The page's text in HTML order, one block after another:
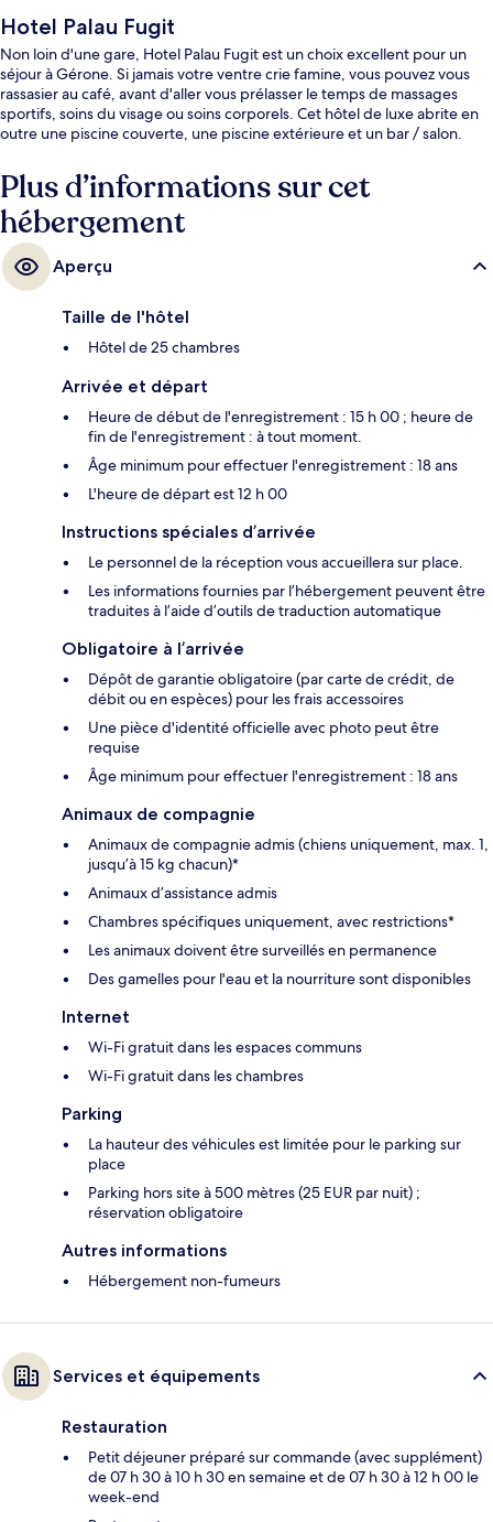
Hotel Palau Fugit
Non loin d'une gare, Hotel Palau Fugit est un choix excellent pour un
séjour à Gérone. Si jamais votre ventre crie famine, vous pouvez vous
rassasier au café, avant d'aller vous prélasser le temps de massages
sportifs, soins du visage ou soins corporels. Cet hôtel de luxe abrite en
outre une piscine couverte, une piscine extérieure et un bar / salon.
Plus d’informations sur cet
hébergement
Aperçu
Taille de l'hôtel
Hôtel de 25 chambres
Arrivée et départ
Heure de début de l'enregistrement : 15 h 00 ; heure de
fin de l'enregistrement : à tout moment.
Âge minimum pour effectuer l'enregistrement : 18 ans
L'heure de départ est 12 h 00
Instructions spéciales d’arrivée
Le personnel de la réception vous accueillera sur place.
Les informations fournies par l’hébergement peuvent être
traduites à l’aide d’outils de traduction automatique
Obligatoire à l’arrivée
Dépôt de garantie obligatoire (par carte de crédit, de
débit ou en espèces) pour les frais accessoires
Une pièce d'identité officielle avec photo peut être
requise
Âge minimum pour effectuer l'enregistrement : 18 ans
Animaux de compagnie
Animaux de compagnie admis (chiens uniquement, max. 1,
jusqu’à 15 kg chacun)*
Animaux d’assistance admis
Chambres spécifiques uniquement, avec restrictions*
Les animaux doivent être surveillés en permanence
Des gamelles pour l'eau et la nourriture sont disponibles
Internet
Wi-Fi gratuit dans les espaces communs
Wi-Fi gratuit dans les chambres
Parking
La hauteur des véhicules est limitée pour le parking sur
place
Parking hors site à 500 mètres (25 EUR par nuit) ;
réservation obligatoire
Autres informations
Hébergement non-fumeurs
Services et équipements
Restauration
Petit déjeuner préparé sur commande (avec supplément)
de 07 h 30 à 10 h 30 en semaine et de 07 h 30 à 12 h 00 le
week-end